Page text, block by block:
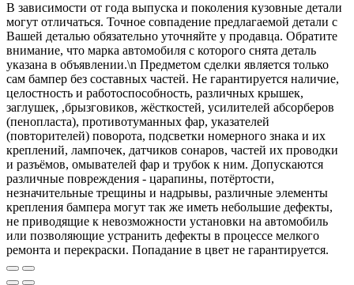
В зависимости от года выпуска и поколения кузовные детали
могут отличаться. Точное совпадение предлагаемой детали с
Вашей деталью обязательно уточняйте у продавца. Обратите
внимание, что марка автомобиля с которого снята деталь
указана в объявлении.\n Предметом сделки является только
сам бампер без составных частей. Не гарантируется наличие,
целостность и работоспособность, различных крышек,
заглушек, ,брызговиков, жёсткостей, усилителей абсорберов
(пенопласта), противотуманных фар, указателей
(повторителей) поворота, подсветки номерного знака и их
креплений, лампочек, датчиков сонаров, частей их проводки
и разъёмов, омывателей фар и трубок к ним. Допускаются
различные повреждения - царапины, потёртости,
незначительные трещины и надрывы, различные элементы
крепления бампера могут так же иметь небольшие дефекты,
не приводящие к невозможности установки на автомобиль
или позволяющие устранить дефекты в процессе мелкого
ремонта и перекраски. Попадание в цвет не гарантируется.